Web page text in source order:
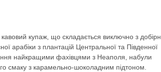
купаж, що складається виключно з
арабіки з плантацій Центральної та Південної
найкращими фахівцями з Неаполя, набули
смаку з карамельно-шоколадним підтоном.